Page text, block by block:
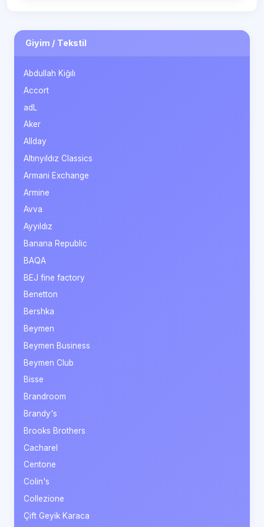
Giyim / Tekstil
Abdullah Kiğılı
Accort
adL
Aker
Allday
Altınyıldız Classics
Armani Exchange
Armine
Avva
Ayyıldız
Banana Republic
BAQA
BEJ fine factory
Benetton
Bershka
Beymen
Beymen Business
Beymen Club
Bisse
Brandroom
Brandy's
Brooks Brothers
Cacharel
Centone
Colin's
Collezione
Çift Geyik Karaca